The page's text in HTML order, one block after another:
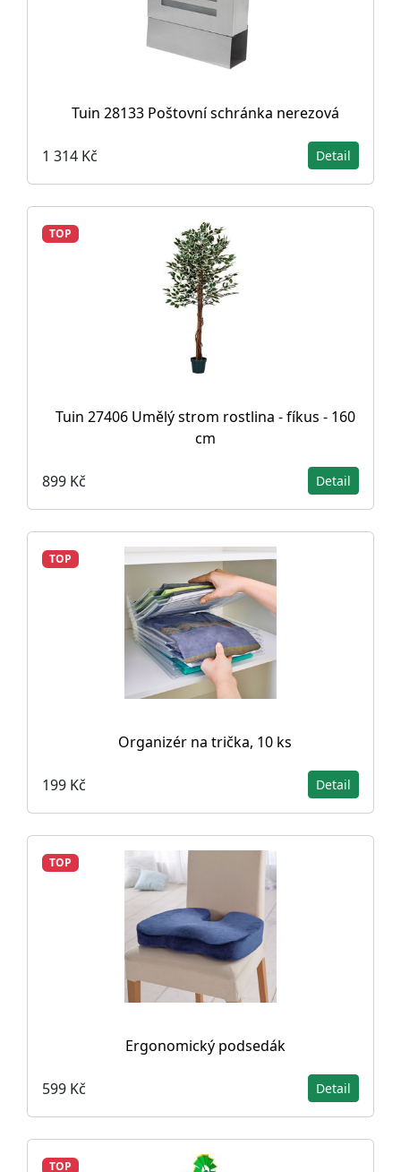
Tuin 28133 Poštovní schránka nerezová
1 314 Kč Detail
TOP
Tuin 27406 Umělý strom rostlina - fíkus - 160
cm
899 Kč Detail
TOP
Organizér na trička, 10 ks
199 Kč Detail
TOP
Ergonomický podsedák
599 Kč Detail
TOP